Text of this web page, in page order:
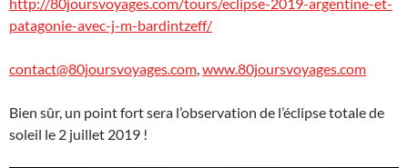
http://80joursvoyages.com/tours/eclipse-2019-argentine-et-
patagonie-avec-j-m-bardintzeff/
contact@80joursvoyages.com,www.80joursvoyages.com
Bien sûr, un point fort sera l’observation de l’éclipse totale de
soleil le 2 juillet 2019 !